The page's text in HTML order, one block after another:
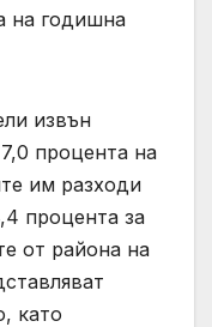
на годишна
извън
процента на
им разходи
процента за
от района на
като